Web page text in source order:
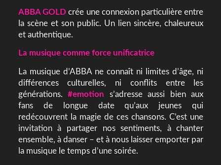
ABBA GOLD crée une connexion particulière entre
la scène et son public. Un liensincère, chaleureux
et authentique.
La musique comme force unificatrice
La musique d’ABBA ne connaît ni limites d’âge, ni
différences culturelles, ni conflits entre les
générations.#emotion s’adresse aussi bien aux
fans de longue date qu’aux jeunes qui
redécouvrent la magie de ces chansons. C’est une
invitation à partager nos sentiments, à chanter
ensemble, à danser – et à nous laisser emporter par
la musique le temps d’une soirée.